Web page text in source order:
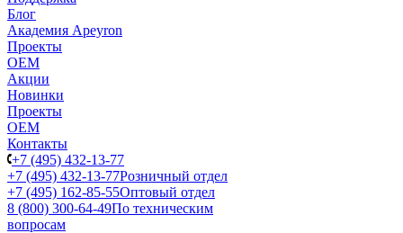
Блог
Академия Apeyron
Проекты
ОЕМ
Акции
Новинки
Проекты
ОЕМ
Контакты
+7 (495) 432-13-77
+7 (495) 432-13-77Розничный отдел
+7 (495) 162-85-55Оптовый отдел
8 (800) 300-64-49По техническим
вопросам